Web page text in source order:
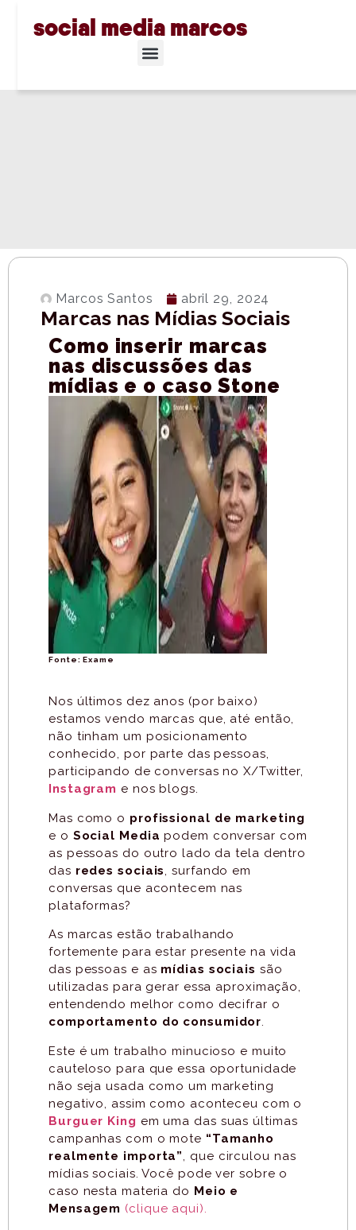
social media marcos
Marcos Santos abril 29, 2024
Marcas nas Mídias Sociais
Como inserir marcas
nas discussões das
mídias e o caso Stone
Fonte: Exame
Nos últimos dez anos (por baixo)
estamos vendo marcas que, até então,
não tinham um posicionamento
conhecido, por parte das pessoas,
participando de conversas no X/Twitter,
Instagram e nos blogs.
Mas como o profissional de marketing
e o Social Media podem conversar com
as pessoas do outro lado da tela dentro
das redes sociais, surfando em
conversas que acontecem nas
plataformas?
As marcas estão trabalhando
fortemente para estar presente na vida
das pessoas e as mídias sociais são
utilizadas para gerar essa aproximação,
entendendo melhor como decifrar o
comportamento do consumidor.
Este é um trabalho minucioso e muito
cauteloso para que essa oportunidade
não seja usada como um marketing
negativo, assim como aconteceu com o
Burguer King em uma das suas últimas
campanhas com o mote “Tamanho
realmente importa”
, que circulou nas
mídias sociais. Você pode ver sobre o
caso nesta materia do Meio e
Mensagem (clique aqui).